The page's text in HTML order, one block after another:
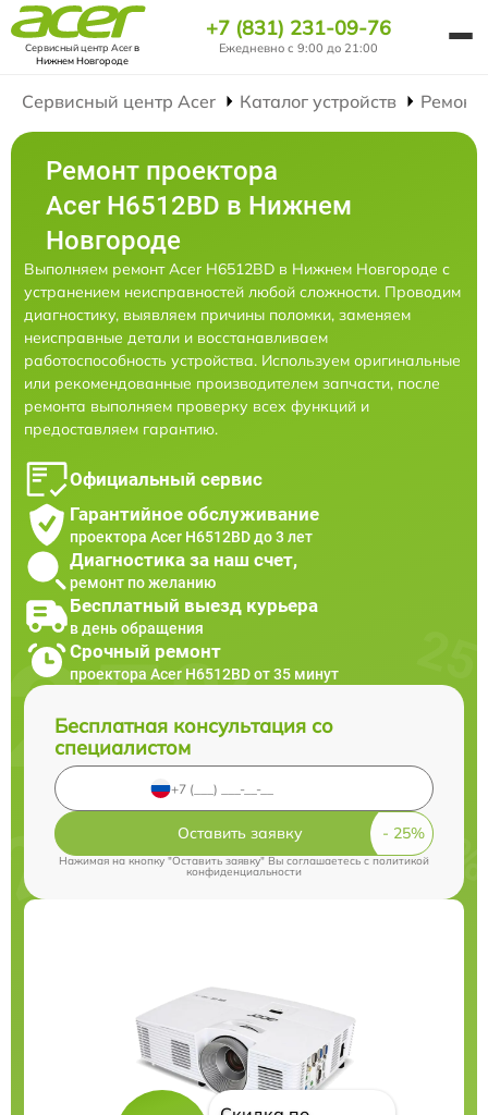
Сервисный центр Acerв
Нижнем Новгороде
+7 (831) 231-09-76
Ежедневно с 9:00 до 21:00
Сервисный центр Acer Каталог устройств Ремонт
Ремонт проектора
Acer H6512BD в Нижнем
Новгороде
Выполняем ремонт Acer H6512BD в Нижнем Новгороде с
устранением неисправностей любой сложности. Проводим
диагностику, выявляем причины поломки, заменяем
неисправные детали и восстанавливаем
работоспособность устройства. Используем оригинальные
или рекомендованные производителем запчасти, после
ремонта выполняем проверку всех функций и
предоставляем гарантию.
Официальный сервис
Гарантийное обслуживание
проектора Acer H6512BD до 3 лет
Диагностика за наш счет,
ремонт по желанию
Бесплатный выезд курьера
в день обращения
Срочный ремонт
проектора Acer H6512BD от 35 минут
Бесплатная консультация со
специалистом
Оставить заявку
Нажимая на кнопку "Оставить заявку" Вы соглашаетесь cполитикой
конфиденциальности